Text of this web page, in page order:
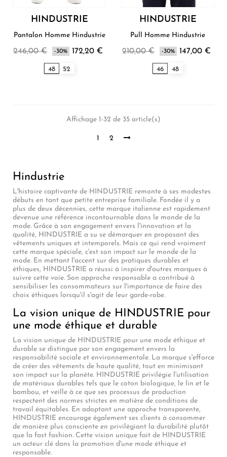
HINDUSTRIE
Pantalon Homme Hindustrie
246,00 € -30% 172,20 €
48 52
HINDUSTRIE
Pull Homme Hindustrie
210,00 € -30% 147,00 €
46 48
Affichage 1-32 de 35 article(s)
1 2
Hindustrie
L'histoire captivante de HINDUSTRIE remonte à ses modestes
débuts en tant que petite entreprise familiale. Fondée il y a
plus de deux décennies, cette marque italienne est rapidement
devenue une référence incontournable dans le monde de la
mode. Grâce à son engagement envers l'innovation et la
qualité, HINDUSTRIE a su se démarquer en proposant des
vêtements uniques et intemporels. Mais ce qui rend vraiment
cette marque spéciale, c'est son impact sur le monde de la
mode. En mettant l'accent sur des pratiques durables et
éthiques, HINDUSTRIE a réussi à inspirer d'autres marques à
suivre cette voie. Son approche responsable a contribué à
sensibiliser les consommateurs sur l'importance de faire des
choix éthiques lorsqu'il s'agit de leur garde-robe.
La vision unique de HINDUSTRIE pour
une mode éthique et durable
La vision unique de HINDUSTRIE pour une mode éthique et
durable se distingue par son engagement envers la
responsabilité sociale et environnementale. La marque s'efforce
de créer des vêtements de haute qualité, tout en minimisant
son impact sur la planète. HINDUSTRIE privilégie l'utilisation
de matériaux durables tels que le coton biologique, le lin et le
bambou, et veille à ce que ses processus de production
respectent des normes strictes en matière de conditions de
travail équitables. En adoptant une approche transparente,
HINDUSTRIE encourage également ses clients à consommer
de manière plus consciente en privilégiant la durabilité plutôt
que la fast fashion. Cette vision unique fait de HINDUSTRIE
un acteur clé dans la promotion d'une mode éthique et
responsable.